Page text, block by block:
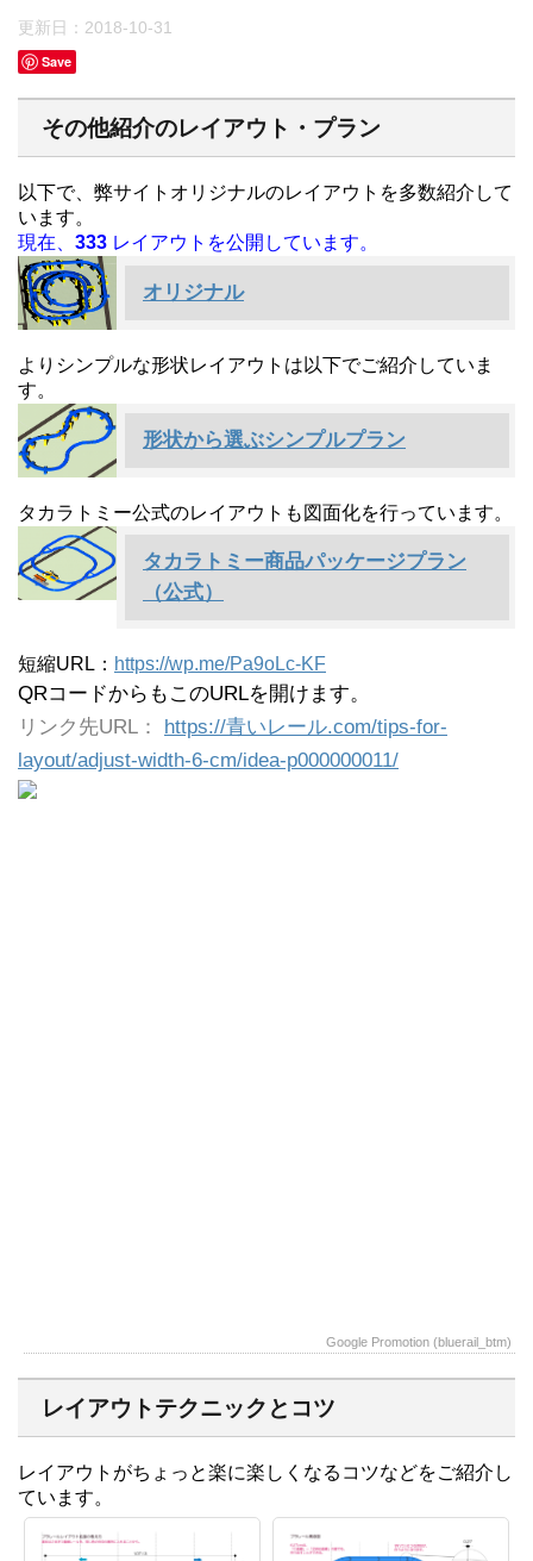
更新日： 2018-10-31
Save
その他紹介のレイアウト・プラン
以下で、弊サイトオリジナルのレイアウトを多数紹介して
います。
現在、 333 レイアウトを公開しています。
オリジナル
よりシンプルな形状レイアウトは以下でご紹介していま
す。
形状から選ぶシンプルプラン
タカラトミー公式のレイアウトも図面化を行っています。
タカラトミー商品パッケージプラン
（公式）
短縮URL： https://wp.me/Pa9oLc-KF
QRコードからもこのURLを開けます。
リンク先URL： https://青いレール.com/tips-for-
layout/adjust-width-6-cm/idea-p000000011/
Google Promotion (bluerail_btm)
レイアウトテクニックとコツ
レイアウトがちょっと楽に楽しくなるコツなどをご紹介し
ています。